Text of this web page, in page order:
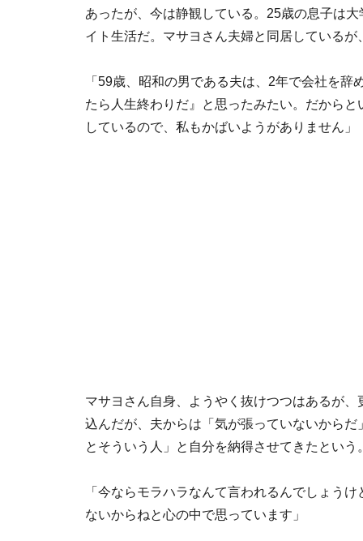
あったが、今は静観している。25歳の息子は
イト生活だ。マサヨさん夫婦と同居している
「59歳、昭和の男である夫は、2年で会社を
たら人生終わりだ』と思ったみたい。だから
しているので、私もかばいようがありません」
マサヨさん自身、ようやく抜けつつはあるが
込んだが、夫からは「気が張っていないから
とそういう人」と自分を納得させてきたという
「今ならモラハラなんて言われるんでしょう
ないからねと心の中で思っています」